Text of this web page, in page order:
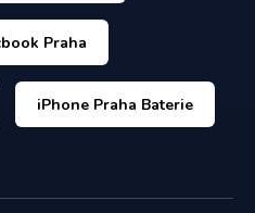
Praha
iPhone Praha Baterie